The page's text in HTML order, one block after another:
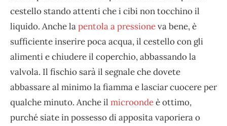
cestello stando attenti che i cibi non tocchino il
liquido. Anche lapentola a pressioneva bene, è
sufficiente inserire poca acqua, il cestello con gli
alimenti e chiudere il coperchio, abbassando la
valvola. Il fischio sarà il segnale che dovete
abbassare al minimo la fiamma e lasciar cuocere per
qualche minuto. Anche il microondeè ottimo,
purché siate in possesso di apposita vaporiera o